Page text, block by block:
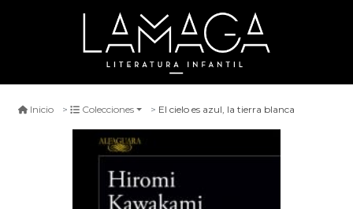
Inicio Colecciones El cielo es azul, la tierra blanca